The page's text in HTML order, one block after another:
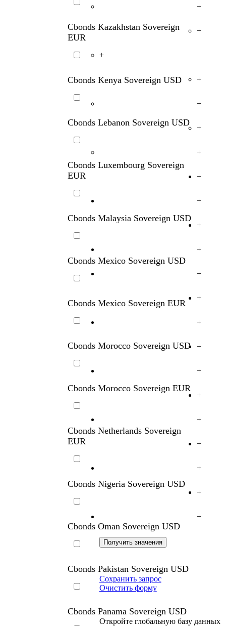
Cbonds Kazakhstan Sovereign
EUR
Cbonds Kenya Sovereign USD
Cbonds Lebanon Sovereign USD
Cbonds Luxembourg Sovereign
EUR
Cbonds Malaysia Sovereign USD
Cbonds Mexico Sovereign USD
Cbonds Mexico Sovereign EUR
Cbonds Morocco Sovereign USD
Cbonds Morocco Sovereign EUR
Cbonds Netherlands Sovereign
EUR
Cbonds Nigeria Sovereign USD
Cbonds Oman Sovereign USD
Cbonds Pakistan Sovereign USD
Cbonds Panama Sovereign USD
+
+
+
+
+
+
+
+
+
+
+
+
+
+
+
+
+
+
+
+
+
+
Сохранить запрос
Очистить форму
Откройте глобальную базу данных